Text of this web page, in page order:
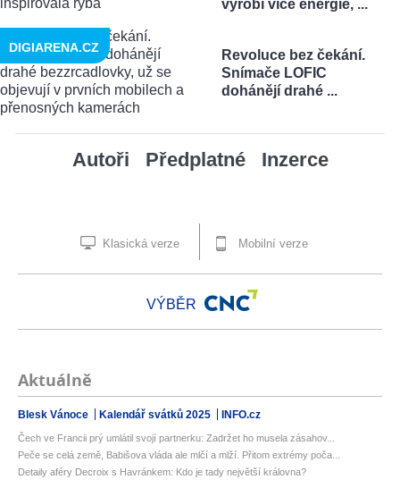
vyrobí více energie, ...
Revoluce bez čekání.
Snímače LOFIC
dohánějí drahé ...
DIGIARENA.CZ
Autoři Předplatné Inzerce
Klasická verze Mobilní verze
VÝBĚR
Aktuálně
Blesk Vánoce Kalendář svátků 2025 INFO.cz
Čech ve Francii prý umlátil svojí partnerku: Zadržet ho musela zásahov...
Peče se celá země, Babišova vláda ale mlčí a mlží. Přitom extrémy poča...
Detaily aféry Decroix s Havránkem: Kdo je tady největší královna?